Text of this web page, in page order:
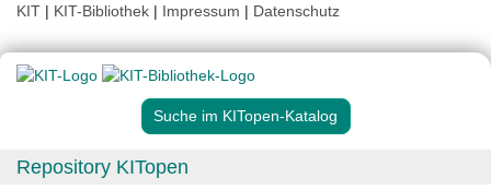
KIT | KIT-Bibliothek | Impressum | Datenschutz
Suche im KITopen-Katalog
Repository KITopen